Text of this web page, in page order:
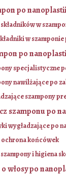
po
w
w
po
specjalistyczne
nawilżające po
szampony
szamponu po
wygładzające po
ochrona końcówek
i higiena
o włosy po